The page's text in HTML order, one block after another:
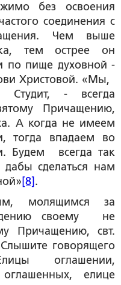
без освоения
соединения с
Чем выше
тем острее он
по пище духовной -
Христовой. «Мы,
- всегда
Причащению,
А когда не имеем
тогда впадаем во
Будем всегда так
дабы сделаться нам
[8] .
молящимся за
своему не
Причащению, свт.
говорящего
оглашении,
елице